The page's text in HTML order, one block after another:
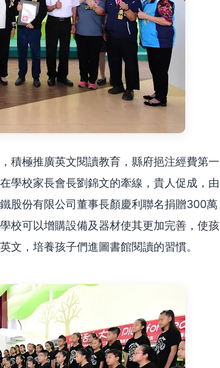
積極推廣英文閱讀教育，縣府挹注經費第一
學校家長會長劉錦文的牽線，貴人促成，由
股份有限公司董事長顏慶利聯名捐贈300萬
校可以增購設備及器材使其更加完善，使孩
文，培養孩子們進圖書館閱讀的習慣。